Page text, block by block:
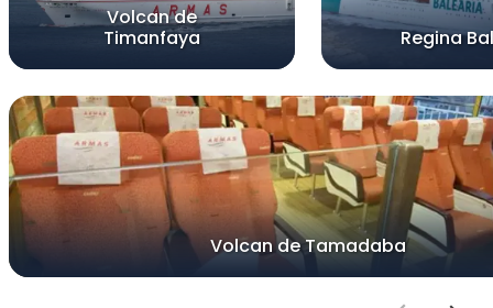
Volcan de
Timanfaya
Regina
Volcan de Tamadaba